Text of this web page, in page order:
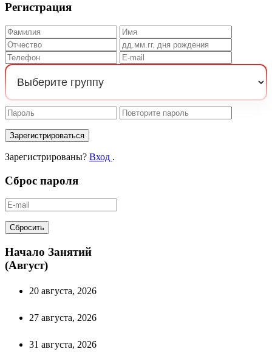
Регистрация
Зарегистрироваться
Зарегистрированы? Вход .
Сброс пароля
Сбросить
Начало Занятий
(Август)
20 августа, 2026
27 августа, 2026
31 августа, 2026